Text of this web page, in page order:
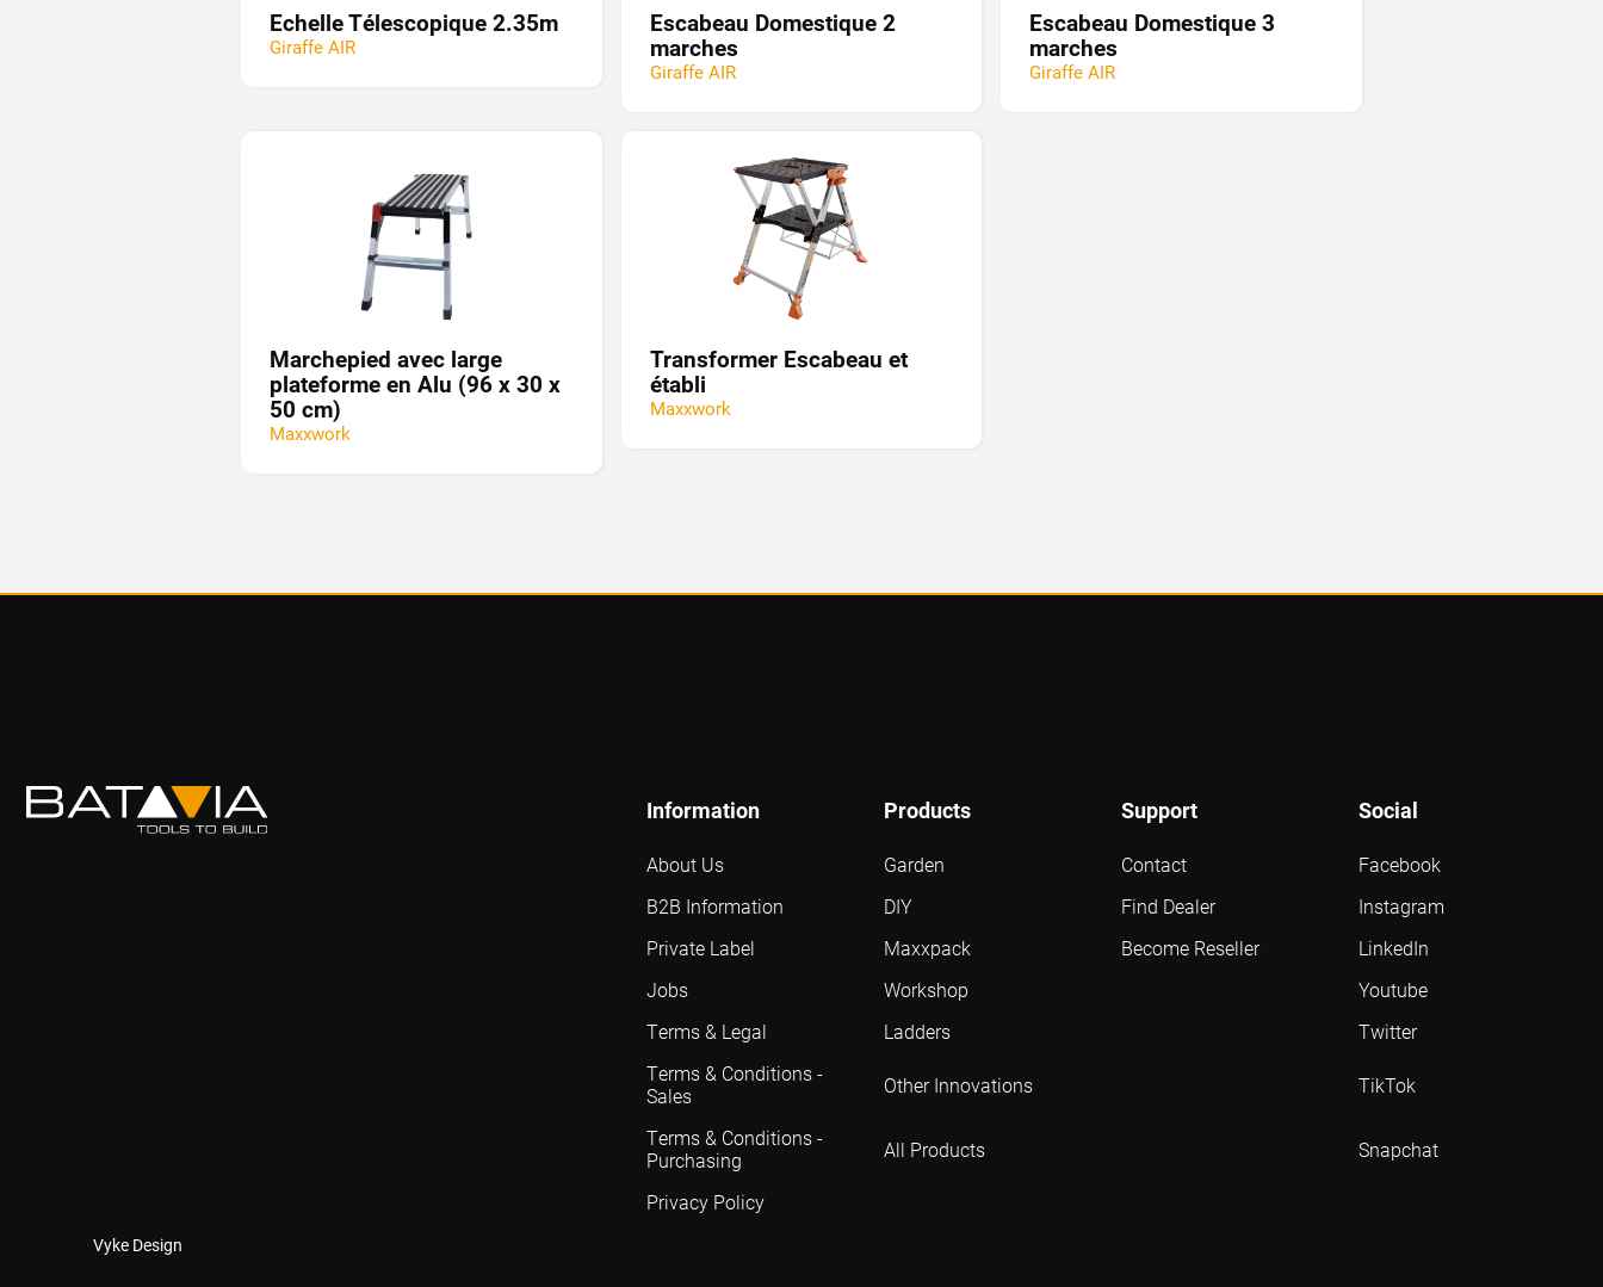
Echelle Télescopique 2.35m
Giraffe AIR
Escabeau Domestique 2
marches
Giraffe AIR
Escabeau Domestique 3
marches
Giraffe AIR
Marchepied avec large
plateforme en Alu (96 x 30 x
50 cm)
Maxxwork
Transformer Escabeau et
établi
Maxxwork
Support
Products Social
About Us
Information
B2B Information
Terms & Legal
Terms & Conditions -
Sales
Terms & Conditions -
Purchasing
Privacy Policy
Jobs
Private Label
Garden
Contact
Find Dealer
Become Reseller
DIY
Maxxpack
Workshop
Ladders
All Products
Other Innovations
Facebook
Youtube
Twitter
TikTok
Snapchat
LinkedIn
Instagram
Vyke Design